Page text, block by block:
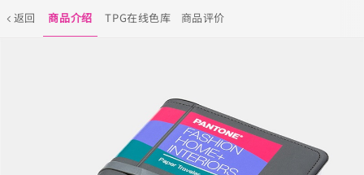
返回 商品介绍 TPG在线色库 商品评价